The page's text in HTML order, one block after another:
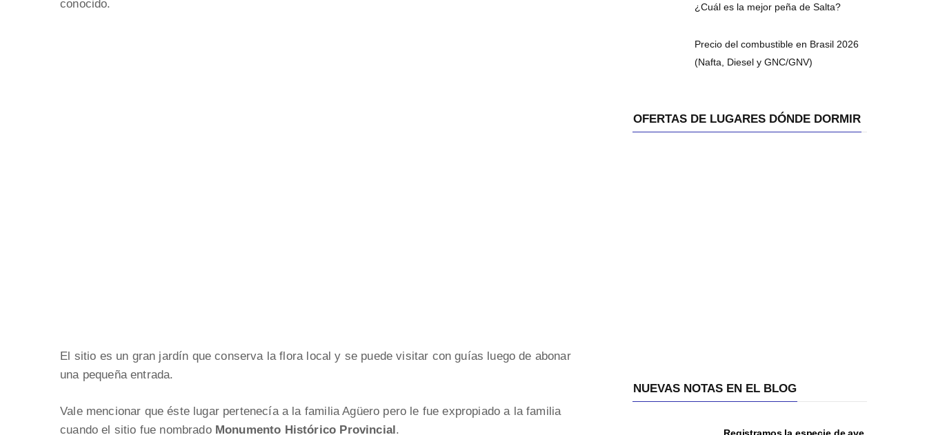
conocido.
El sitio es un gran jardín que conserva la flora local y se puede visitar con guías luego de abonar
una pequeña entrada.
Vale mencionar que éste lugar pertenecía a la familia Agüero pero le fue expropiado a la familia
cuando el sitio fue nombrado Monumento Histórico Provincial.
¿Cuál es la mejor peña de Salta?
Precio del combustible en Brasil 2026
(Nafta, Diesel y GNC/GNV)
OFERTAS DE LUGARES DÓNDE DORMIR
NUEVAS NOTAS EN EL BLOG
Registramos la especie de ave